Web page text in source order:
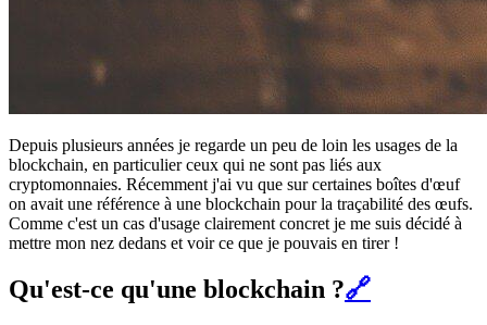
Depuis plusieurs années je regarde un peu de loin les usages de la
blockchain, en particulier ceux qui ne sont pas liés aux
cryptomonnaies. Récemment j'ai vu que sur certaines boîtes d'œuf
on avait une référence à une blockchain pour la traçabilité des œufs.
Comme c'est un cas d'usage clairement concret je me suis décidé à
mettre mon nez dedans et voir ce que je pouvais en tirer !
Qu'est-ce qu'une blockchain ?🔗